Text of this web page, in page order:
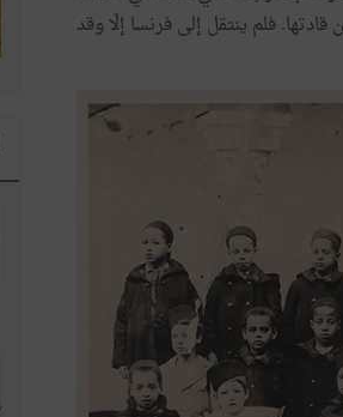
فلم ينتقل إلى فرنسا إلّا وقد